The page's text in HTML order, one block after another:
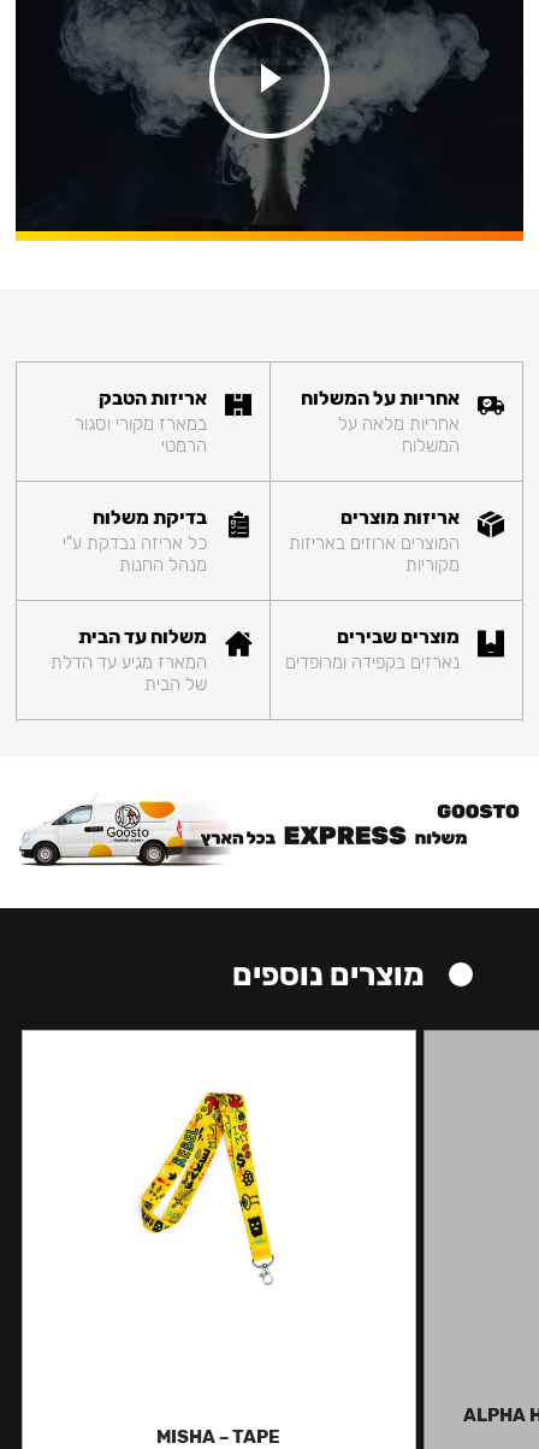
אחריות על המשלוח
אחריות מלאה על
המשלוח
אריזות הטבק
במארז מקורי וסגור
הרמטי
אריזות מוצרים
המוצרים ארוזים באריזות
מקוריות
בדיקת משלוח
כל אריזה נבדקת ע"י
מנהל החנות
מוצרים שבירים
נארזים בקפידה ומרופדים
משלוח עד הבית
המארז מגיע עד הדלת
של הבית
מוצרים נוספים
ALPHA
MISHA – TAPE